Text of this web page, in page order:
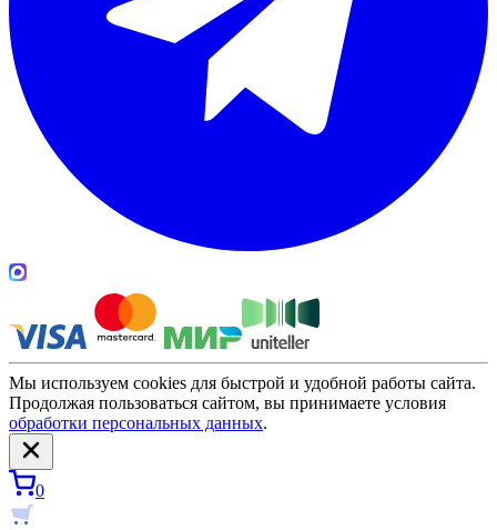
Мы используем cookies для быстрой и удобной работы сайта.
Продолжая пользоваться сайтом, вы принимаете условия
обработки персональных данных.
0